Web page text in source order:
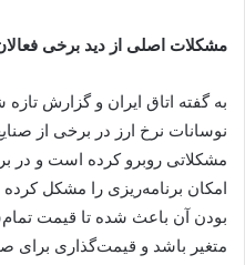
مشکلات اصلی از دید برخی
به گفته اتاق ایران و گزارش
نوسانات نرخ ارز در برخی از
مشکلاتی روبرو کرده است و در
امکان برنامه‌ریزی را مشکل
بودن آن باعث شده تا قیمت
متغیر باشد و قیمت‌گذاری برای